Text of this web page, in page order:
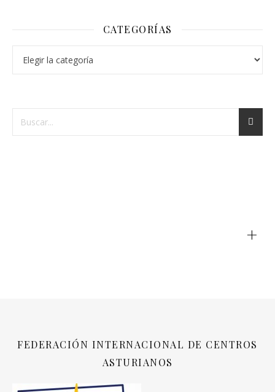
CATEGORÍAS
+
FEDERACIÓN INTERNACIONAL DE CENTROS
ASTURIANOS